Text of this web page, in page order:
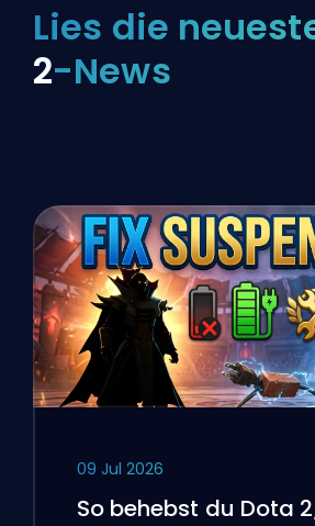
Lies die
2-News
09 Jul 2026
So behebst du Dota